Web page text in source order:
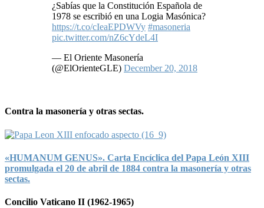
¿Sabías que la Constitución Española de
1978 se escribió en una Logia Masónica?
https://t.co/cIeaEPDWVy #masoneria
pic.twitter.com/nZ6cYdeL4I
— El Oriente Masonería
(@ElOrienteGLE) December 20, 2018
Contra la masonería y otras sectas.
«HUMANUM GENUS». Carta Encíclica del Papa León XIII
promulgada el 20 de abril de 1884 contra la masonería y otras
sectas.
Concilio Vaticano II (1962-1965)